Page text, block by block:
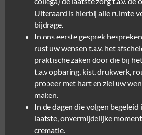
Uiteraard is hierbij alle ruimte
bijdrage.
In ons eerste gesprek
rust uw wensen t.a.v. het
praktische zaken door die bij
t.a.v opbaring, kist, drukwerk,
probeer met hart en ziel uw
maken.
In de dagen die volgen
laatste, onvermijdelijke
crematie.